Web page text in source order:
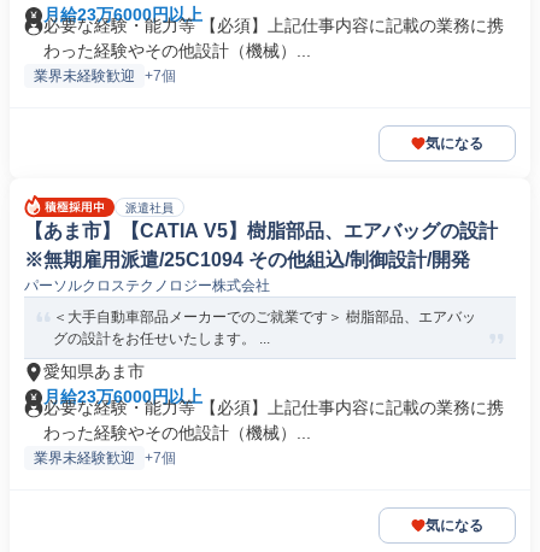
月給23万6000円以上
必要な経験・能力等 【必須】上記仕事内容に記載の業務に携
わった経験やその他設計（機械）...
業界未経験歓迎 +7個
気になる
派遣社員
【あま市】【CATIA V5】樹脂部品、エアバッグの設計
※無期雇用派遣/25C1094 その他組込/制御設計/開発
パーソルクロステクノロジー株式会社
＜大手自動車部品メーカーでのご就業です＞ 樹脂部品、エアバッ
グの設計をお任せいたします。 ...
愛知県あま市
月給23万6000円以上
必要な経験・能力等 【必須】上記仕事内容に記載の業務に携
わった経験やその他設計（機械）...
業界未経験歓迎 +7個
気になる